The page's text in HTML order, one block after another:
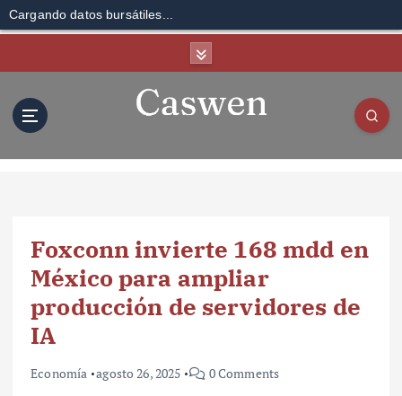
Cargando datos bursátiles...
Foxconn invierte 168 mdd en
México para ampliar
producción de servidores de
IA
Economía agosto 26, 2025 0 Comments